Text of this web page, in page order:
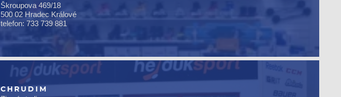
Škroupova 469/18
500 02 Hradec Králové
telefon: 733 739 881
CHRUDIM